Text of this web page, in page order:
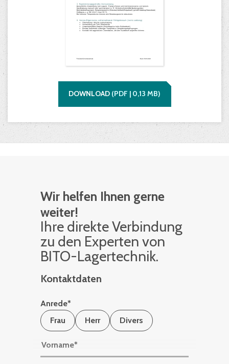
DOWNLOAD (PDF | 0,13 MB)
Wir helfen Ihnen gerne
weiter!
Ihre di­rek­te Ver­bin­dung
zu den Ex­per­ten von
BITO-La­ger­tech­nik.
Kontaktdaten
Anrede*
Frau
Herr Divers
Vorname*